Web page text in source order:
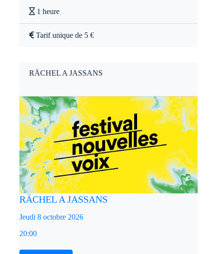
1 heure
Tarif unique de 5 €
RÄCHEL A JASSANS
RÄCHEL A JASSANS
Jeudi 8 octobre 2026
20:00